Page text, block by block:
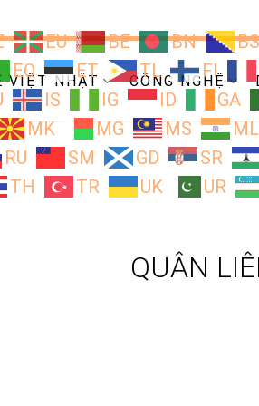
EU BE BN
EO ET TL FI
IS IG ID GA
MK MG MS ML
RU SM GD SR
TH TR UK UR
VIỆT NHẬT CÔNG NGHỆ
QUÂN